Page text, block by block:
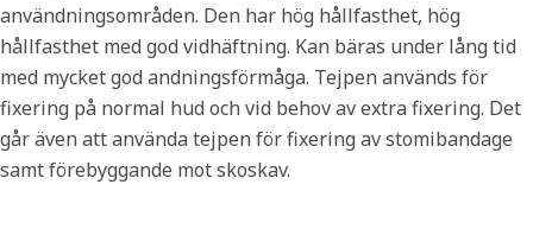
användningsområden. Den har hög hållfasthet, hög
hållfasthet med god vidhäftning. Kan bäras under lång tid
med mycket god andningsförmåga. Tejpen används för
fixering på normal hud och vid behov av extra fixering. Det
går även att använda tejpen för fixering av stomibandage
samt förebyggande mot skoskav.